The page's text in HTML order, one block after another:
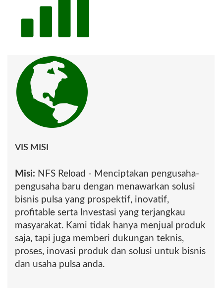
BAGANSIAPIAPI ROKAN
HULU PASIR PENGARAIAN
SIAK SIAK SRI INDRAPURA
DUMAI PEKANBARU
BINTAN KIJANG KARIMUN
TANJUNG BALAI
ANAMBAS TAREMPA
LINGGA DAIK NATUNA
RANAI BATAM
TANJUNGPINANG
SABANG SUBULUSSALAM
BENGKALIS BENGKALIS
INDRAGIRI HILIR
VIS MISI
Misi: NFS Reload - Menciptakan pengusaha-
pengusaha baru dengan menawarkan solusi
bisnis pulsa yang prospektif, inovatif,
profitable serta Investasi yang terjangkau
masyarakat. Kami tidak hanya menjual produk
saja, tapi juga memberi dukungan teknis,
proses, inovasi produk dan solusi untuk bisnis
dan usaha pulsa anda.